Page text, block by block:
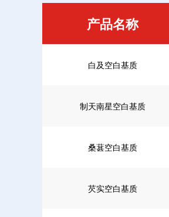
产品名称
白及空白基质
制天南星空白基质
桑葚空白基质
芡实空白基质